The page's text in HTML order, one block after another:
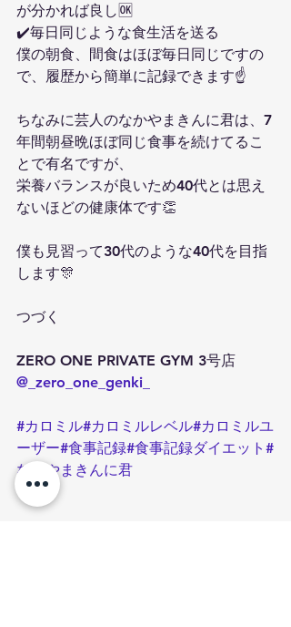
が分かれば良し🆗
✔️毎日同じような食生活を送る
僕の朝食、間食はほぼ毎日同じですの
で、履歴から簡単に記録できます☝️
ちなみに芸人のなかやまきんに君は、7
年間朝昼晩ほぼ同じ食事を続けてるこ
とで有名ですが、
栄養バランスが良いため40代とは思え
ないほどの健康体です👏
僕も見習って30代のような40代を目指
します🎊
つづく
ZERO ONE PRIVATE GYM 3号店
@_zero_one_genki_
#カロミル#カロミルレベル#カロミルユ
ーザー#食事記録#食事記録ダイエット #
なかやまきんに君